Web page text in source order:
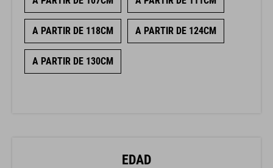
A PARTIR DE 118CM A PARTIR DE 124CM
A PARTIR DE 130CM
EDAD